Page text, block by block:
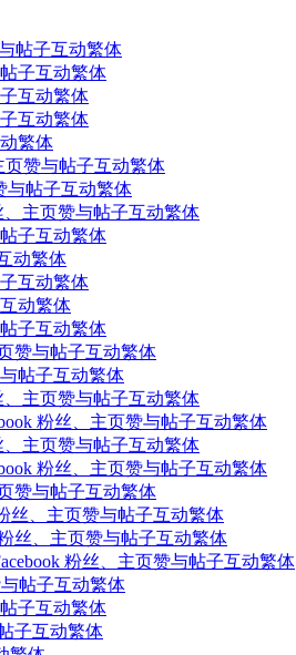
帖子互动繁体
子互动繁体
互动繁体
互动繁体
繁体
页赞与帖子互动繁体
与帖子互动繁体
、主页赞与帖子互动繁体
子互动繁体
动繁体
互动繁体
动繁体
子互动繁体
赞与帖子互动繁体
帖子互动繁体
、主页赞与帖子互动繁体
粉丝、主页赞与帖子互动繁体
、主页赞与帖子互动繁体
粉丝、主页赞与帖子互动繁体
赞与帖子互动繁体
丝、主页赞与帖子互动繁体
丝、主页赞与帖子互动繁体
粉丝、主页赞与帖子互动繁体
与帖子互动繁体
子互动繁体
子互动繁体